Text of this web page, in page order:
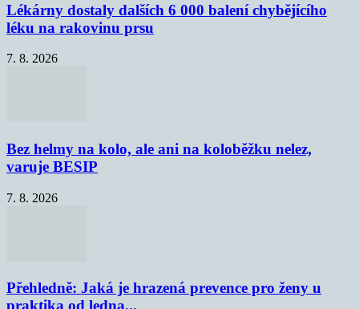
Lékárny dostaly dalších 6 000 balení chybějícího
léku na rakovinu prsu
7. 8. 2026
Bez helmy na kolo, ale ani na koloběžku nelez,
varuje BESIP
7. 8. 2026
Přehledně: Jaká je hrazená prevence pro ženy u